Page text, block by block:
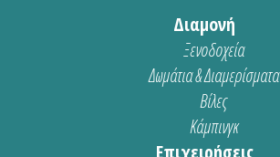
Διαμονή
Ξενοδοχεία
Δωμάτια & Διαμερίσματα
Βίλες
Κάμπινγκ